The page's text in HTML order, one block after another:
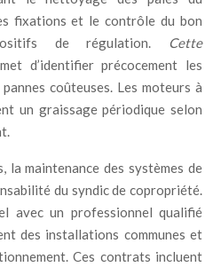
fixations et le contrôle du bon
de régulation. Cette
d’identifier précocement les
coûteuses. Les moteurs à
un graissage périodique selon
la maintenance des systèmes de
du syndic de copropriété.
avec un professionnel qualifié
des installations communes et
Ces contrats incluent